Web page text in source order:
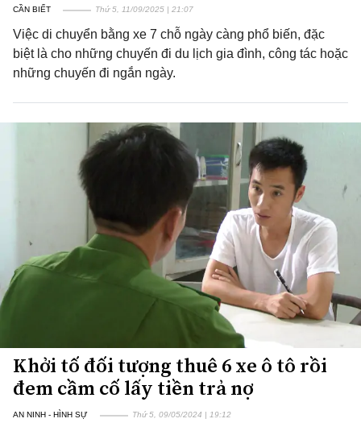
CẦN BIẾT Thứ 5, 11/09/2025 | 21:07
Việc di chuyển bằng xe 7 chỗ ngày càng phổ biến, đặc
biệt là cho những chuyến đi du lịch gia đình, công tác hoặc
những chuyến đi ngắn ngày.
Khởi tố đối tượng thuê 6 xe ô tô rồi
đem cầm cố lấy tiền trả nợ
AN NINH - HÌNH SỰ Thứ 5, 09/05/2024 | 19:12